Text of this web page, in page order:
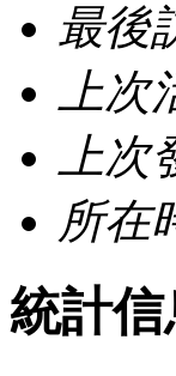
最後
上
上
所在
統計信